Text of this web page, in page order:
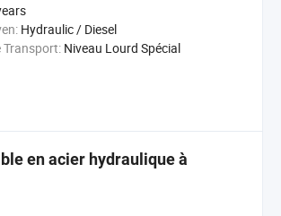
Hydraulic / Diesel
Transport: Niveau Lourd Spécial
en acier hydraulique à